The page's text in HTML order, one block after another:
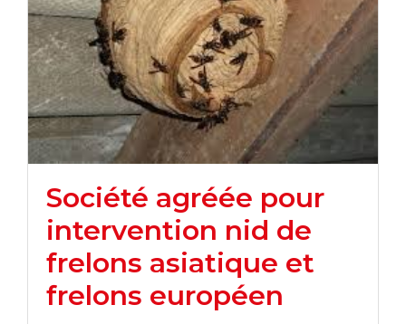
Société agréée pour
intervention nid de
frelons asiatique et
frelons européen